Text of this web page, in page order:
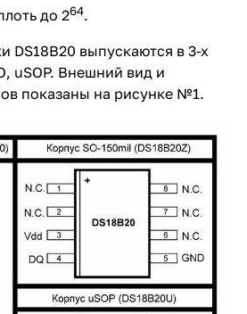
до 264.
DS18B20 выпускаются в 3-х
uSOP. Внешний вид и
показаны на рисунке №1.